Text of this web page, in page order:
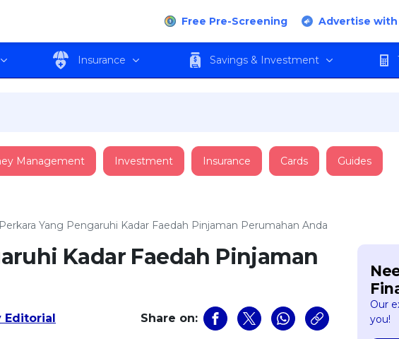
Free Pre-Screening Advertise with
Insurance Savings & Investment
Management Investment Insurance Cards Guides
Yang Pengaruhi Kadar Faedah Pinjaman Perumahan Anda
Kadar Faedah Pinjaman
Editorial Share on:
Our
you!